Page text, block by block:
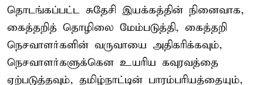
தொடங்கப்பட்ட சுதேசி இயக்கத்தின் நினைவாக,
கைத்தறித் தொழிலை மேம்படுத்தி, கைத்தறி
நெசவாளர்களின் வருவாயை அதிகரிக்கவும்,
நெசவாளர்களுக்கென உயரிய கவுரவத்தை
ஏற்படுத்தவும், தமிழ்நாட்டின் பாரம்பரியத்தையும்,